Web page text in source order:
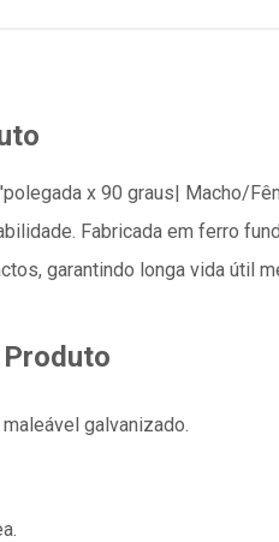
x 90 graus| Macho/
Fabricada em ferro
garantindo longa vida útil
galvanizado.